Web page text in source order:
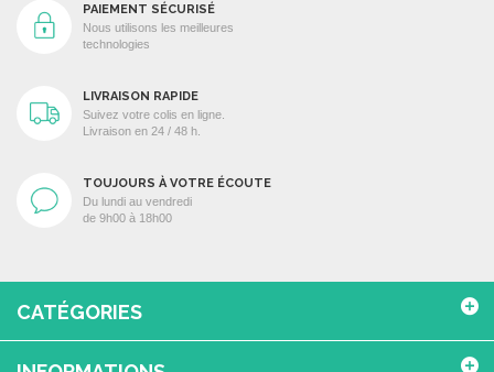
PAIEMENT SÉCURISÉ
Nous utilisons les meilleures
technologies
LIVRAISON RAPIDE
Suivez votre colis en ligne.
Livraison en 24 / 48 h.
TOUJOURS À VOTRE ÉCOUTE
Du lundi au vendredi
de 9h00 à 18h00
CATÉGORIES